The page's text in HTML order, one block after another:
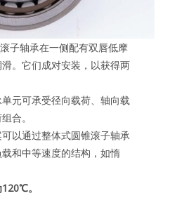
轴承在一侧配有双唇低摩
。它们成对安装，以获得两
元可承受径向载荷、轴向载
合。
以通过整体式圆锥滚子轴承
和中等速度的结构，如惰
。